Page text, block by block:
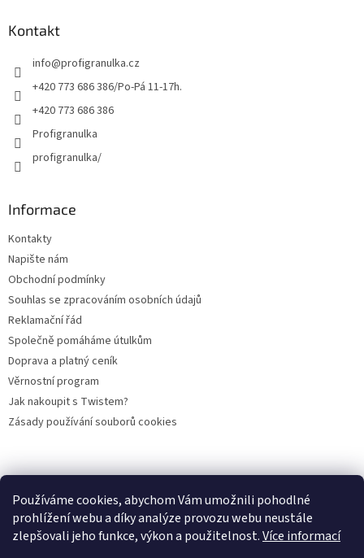
Používáme cookies, abychom Vám umožnili pohodlné
prohlížení webu a díky analýze provozu webu neustále
zlepšovali jeho funkce, výkon a použitelnost.Více informací
Kontakt
info@profigranulka.cz
+420 773 686 386/Po-Pá 11-17h.
+420 773 686 386
Profigranulka
profigranulka/
Informace
Kontakty
Napište nám
Obchodní podmínky
Souhlas se zpracováním osobních údajů
Reklamační řád
Společně pomáháme útulkům
Doprava a platný ceník
Věrnostní program
Jak nakoupit s Twistem?
Zásady používání souborů cookies